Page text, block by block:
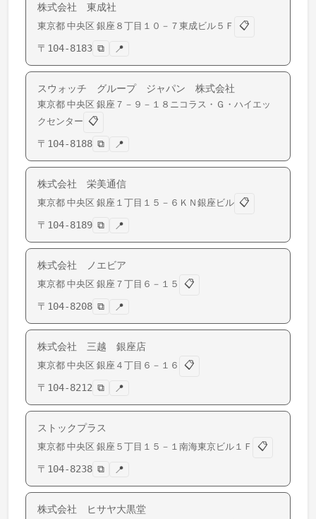
株式会社 東成社
東京都 中央区 銀座 ８丁目１０－７東成ビル５Ｆ
📋
〒 104-8183 ⧉ 📍
スウォッチ グループ ジャパン 株式会社
東京都 中央区 銀座 ７－９－１８ニコラス・Ｇ・ハイエッ
クセンター 📋
〒 104-8188 ⧉ 📍
株式会社 栄美通信
東京都 中央区 銀座 １丁目１５－６ＫＮ銀座ビル 📋
〒 104-8189 ⧉ 📍
株式会社 ノエビア
東京都 中央区 銀座 ７丁目６－１５
📋
〒 104-8208 ⧉ 📍
株式会社 三越 銀座店
東京都 中央区 銀座 ４丁目６－１６
📋
〒 104-8212 ⧉ 📍
ストックプラス
東京都 中央区 銀座 ５丁目１５－１南海東京ビル１Ｆ
📋
〒 104-8238 ⧉ 📍
株式会社 ヒサヤ大黒堂